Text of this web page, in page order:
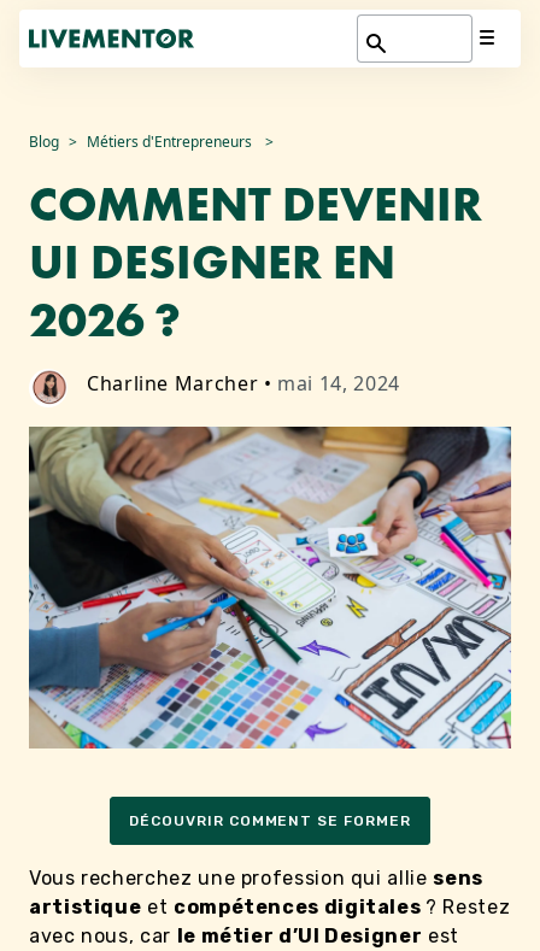
Aller
contenu
Blog Métiers d'Entrepreneurs
COMMENT DEVENIR
UI DESIGNER EN
2026 ?
Charline Marcher • mai 14, 2024
DÉCOUVRIR COMMENT SE FORMER
Vous recherchez une profession qui allie sens
artistique et compétences digitales ? Restez
avec nous, car le métier d’UI Designer est